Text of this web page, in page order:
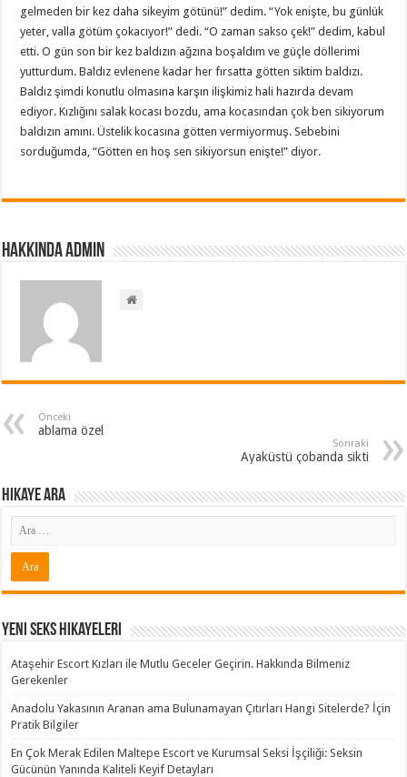
gelmeden bir kez daha sikeyim götünü!” dedim. “Yok enişte, bu günlük
yeter, valla götüm çokacıyor!” dedi. “O zaman sakso çek!” dedim, kabul
etti. O gün son bir kez baldızın ağzına boşaldım ve güçle döllerimi
yutturdum. Baldız evlenene kadar her fırsatta götten siktim baldızı.
Baldız şimdi konutlu olmasına karşın ilişkimiz hali hazırda devam
ediyor. Kızlığını salak kocası bozdu, ama kocasından çok ben sikiyorum
baldızın amını. Üstelik kocasına götten vermiyormuş. Sebebini
sorduğumda, “Götten en hoş sen sikiyorsun enişte!” diyor.
Hakkında admin
Önceki
ablama özel
Sonraki
Ayaküstü çobanda sikti
Hikaye ARA
Yeni Seks Hikayeleri
Ataşehir Escort Kızları ile Mutlu Geceler Geçirin. Hakkında Bilmeniz
Gerekenler
Anadolu Yakasının Aranan ama Bulunamayan Çıtırları Hangi Sitelerde? İçin
Pratik Bilgiler
En Çok Merak Edilen Maltepe Escort ve Kurumsal Seksi İşçiliği: Seksin
Gücünün Yanında Kaliteli Keyif Detayları